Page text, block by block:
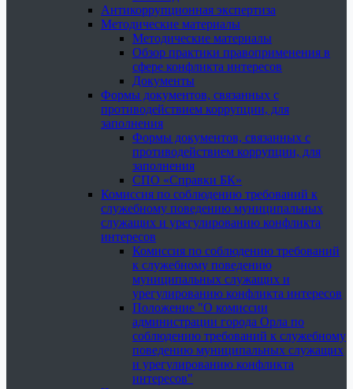
Антикоррупционная экспертиза
Методические материалы
Методические материалы
Обзор практики правоприменения в
сфере конфликта интересов
Документы
Формы документов, связанных с
противодействием коррупции, для
заполнения
Формы документов, связанных с
противодействием коррупции, для
заполнения
СПО «Справки БК»
Комиссия по соблюдению требований к
служебному поведению муниципальных
служащих и урегулированию конфликта
интересов
Комиссия по соблюдению требований
к служебному поведению
муниципальных служащих и
урегулированию конфликта интересов
Положение "О комиссии
администрации города Орла по
соблюдению требований к служебному
поведению муниципальных служащих
и урегулированию конфликта
интересов"